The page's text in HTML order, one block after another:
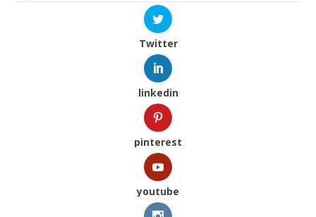
Twitter
linkedin
pinterest
youtube